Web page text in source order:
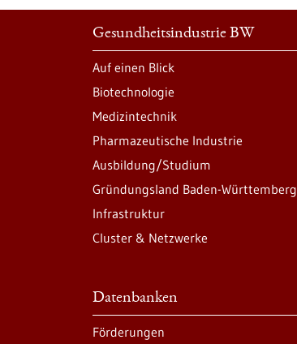
Gesundheitsindustrie BW
Auf einen Blick
Biotechnologie
Medizintechnik
Pharmazeutische Industrie
Ausbildung/Studium
Gründungsland Baden-Württemberg
Infrastruktur
Cluster & Netzwerke
Datenbanken
Förderungen